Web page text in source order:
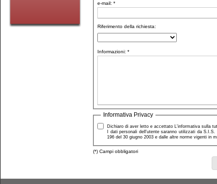
e-mail: *
Riferimento della richiesta:
Informazioni: *
Informativa Privacy
Dichiaro di aver letto e accettato L'informativa sulla
I dati personali dell'utente saranno utilizzati da
196 del 30 giugno 2003 e dalle altre norme vigenti in
(*) Campi obbligatori